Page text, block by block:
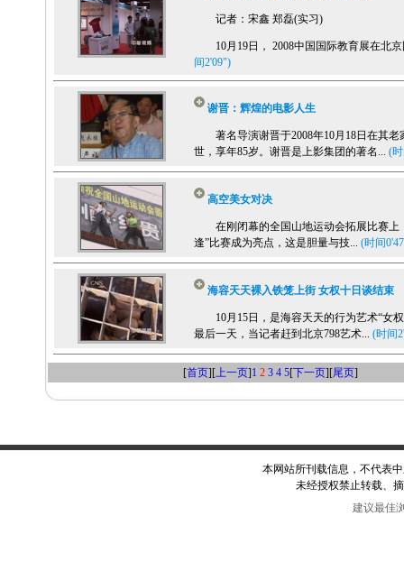
记者：宋鑫 郑磊(实习)
10月19日， 2008中国国际教育展在北
间2'09")
谢晋：辉煌的电影人生
著名导演谢晋于2008年10月18日在其老
世，享年85岁。谢晋是上影集团的著名... (
高空美女对决
在刚闭幕的全国山地运动会拓展比赛上
逢”比赛成为亮点，这是胆量与技... (时间
海容天天裸入铁笼上街 女权十日谈结束
10月15日，是海容天天的行为艺术“女权
最后一天，当记者赶到北京798艺术... (时间
[首页][上一页]1 2 3 4 5[下一页][尾页]
本网站所刊载信息，不代表
未经授权禁止转载、
建议最佳